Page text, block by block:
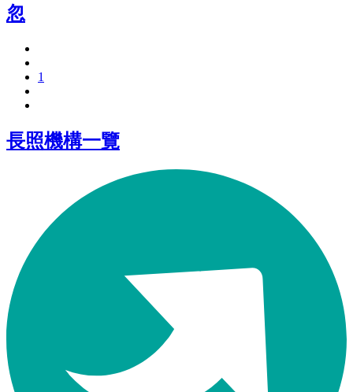
忽
1
長照機構一覽